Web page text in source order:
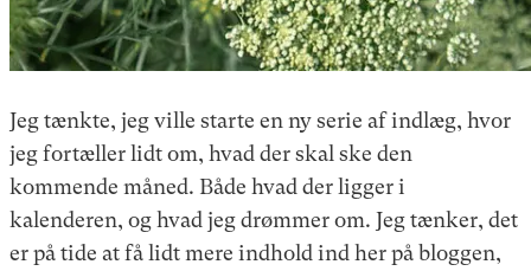
Jeg tænkte, jeg ville starte en ny serie af indlæg, hvor
jeg fortæller lidt om, hvad der skal ske den
kommende måned. Både hvad der ligger i
kalenderen, og hvad jeg drømmer om. Jeg tænker, det
er på tide at få lidt mere indhold ind her på bloggen,